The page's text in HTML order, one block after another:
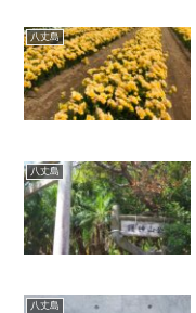
八丈島
八丈島
八丈島